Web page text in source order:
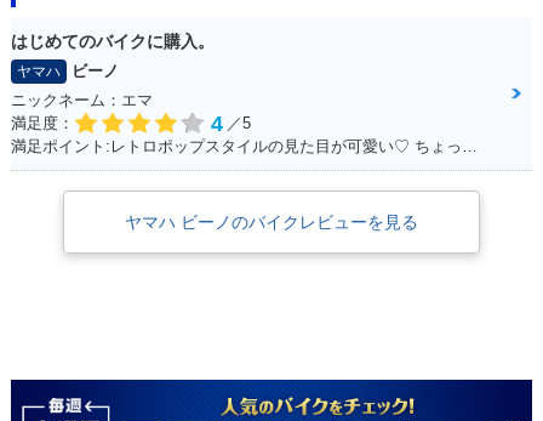
2015年 Vino DELU
XE Girl・マイナーチ
ェンジ
XE Boy
2015年 Vino DELU
2014年 Vino DELU
2014年 Vino DELU
はじめてのバイクに購入。
ヤマハ
ビーノ
ニックネーム：エマ
満足度：
4 ／5
満足ポイント:レトロポップスタイルの見た目が可愛い♡ ちょっとしたお買いものに行くときに便利！
ヤマハ ビーノのバイクレビューを見る